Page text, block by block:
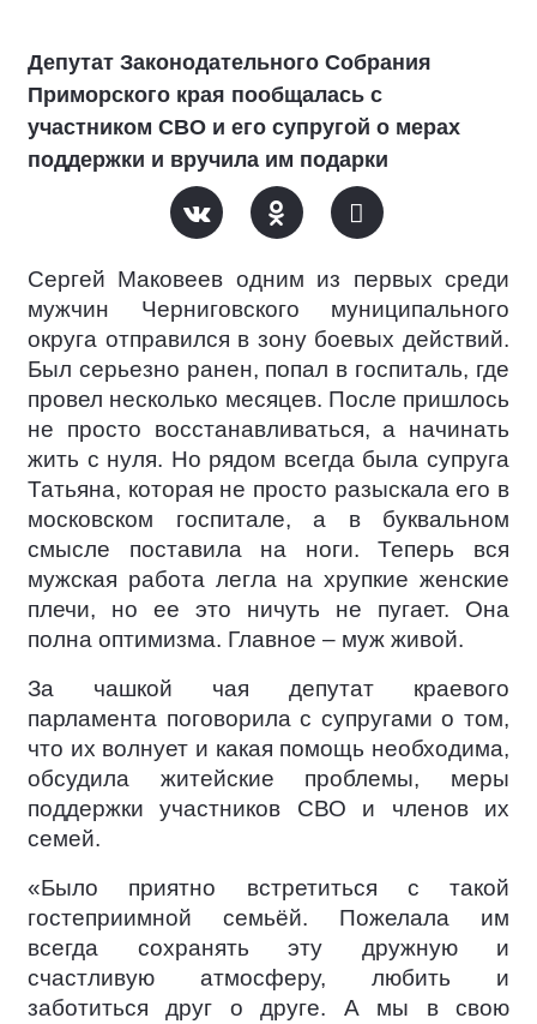
Депутат Законодательного Собрания
Приморского края пообщалась с
участником СВО и его супругой о мерах
поддержки и вручила им подарки
Сергей Маковеев одним из первых среди
мужчин Черниговского муниципального
округа отправился в зону боевых действий.
Был серьезно ранен, попал в госпиталь, где
провел несколько месяцев. После пришлось
не просто восстанавливаться, а начинать
жить с нуля. Но рядом всегда была супруга
Татьяна, которая не просто разыскала его в
московском госпитале, а в буквальном
смысле поставила на ноги. Теперь вся
мужская работа легла на хрупкие женские
плечи, но ее это ничуть не пугает. Она
полна оптимизма. Главное – муж живой.
За чашкой чая депутат краевого
парламента поговорила с супругами о том,
что их волнует и какая помощь необходима,
обсудила житейские проблемы, меры
поддержки участников СВО и членов их
семей.
«Было приятно встретиться с такой
гостеприимной семьёй. Пожелала им
всегда сохранять эту дружную и
счастливую атмосферу, любить и
заботиться друг о друге. А мы в свою